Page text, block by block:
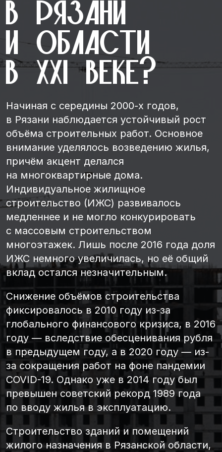
в Рязани
и области
в XXI веке?
Начиная с середины 2000-х годов,
в Рязани наблюдается устойчивый рост
объёма строительных работ. Основное
внимание уделялось возведению жилья,
причём акцент делался
на многоквартирные дома.
Индивидуальное жилищное
строительство (ИЖС) развивалось
медленнее и не могло конкурировать
с массовым строительством
многоэтажек. Лишь после 2016 года доля
ИЖС немного увеличилась, но её общий
вклад остался незначительным.
Снижение объёмов строительства
фиксировалось в 2010 году из-за
глобального финансового кризиса, в 2016
году — вследствие обесценивания рубля
в предыдущем году, а в 2020 году — из-
за сокращения работ на фоне пандемии
COVID-19. Однако уже в 2014 году был
превышен советский рекорд 1989 года
по вводу жилья в эксплуатацию.
Строительство зданий и помещений
жилого назначения в Рязанской области,